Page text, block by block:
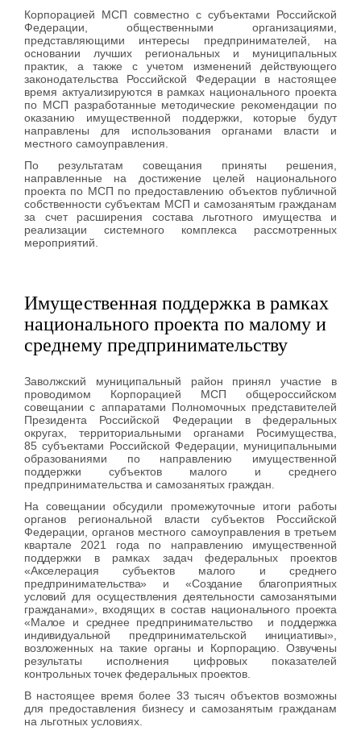
Корпорацией МСП совместно с субъектами Российской
Федерации, общественными организациями,
представляющими интересы предпринимателей, на
основании лучших региональных и муниципальных
практик, а также с учетом изменений действующего
законодательства Российской Федерации в настоящее
время актуализируются в рамках национального проекта
по МСП разработанные методические рекомендации по
оказанию имущественной поддержки, которые будут
направлены для использования органами власти и
местного самоуправления.
По результатам совещания приняты решения,
направленные на достижение целей национального
проекта по МСП по предоставлению объектов публичной
собственности субъектам МСП и самозанятым гражданам
за счет расширения состава льготного имущества и
реализации системного комплекса рассмотренных
мероприятий.
Имущественная поддержка в рамках
национального проекта по малому и
среднему предпринимательству
Заволжский муниципальный район принял участие в
проводимом Корпорацией МСП общероссийском
совещании с аппаратами Полномочных представителей
Президента Российской Федерации в федеральных
округах, территориальными органами Росимущества,
85 субъектами Российской Федерации, муниципальными
образованиями по направлению имущественной
поддержки субъектов малого и среднего
предпринимательства и самозанятых граждан.
На совещании обсудили промежуточные итоги работы
органов региональной власти субъектов Российской
Федерации, органов местного самоуправления в третьем
квартале 2021 года по направлению имущественной
поддержки в рамках задачфедеральных проектов
«Акселерация субъектов малого и среднего
предпринимательства» и «Создание благоприятных
условий для осуществления деятельности самозанятыми
гражданами», входящих в состав национального проекта
«Малое и среднее предпринимательство и поддержка
индивидуальной предпринимательской инициативы»,
возложенных на такие органы и Корпорацию. Озвучены
результаты исполнения цифровых показателей
контрольных точек федеральных проектов.
В настоящее время более 33 тысяч объектов возможны
для предоставления бизнесу и самозанятым гражданам
на льготных условиях.